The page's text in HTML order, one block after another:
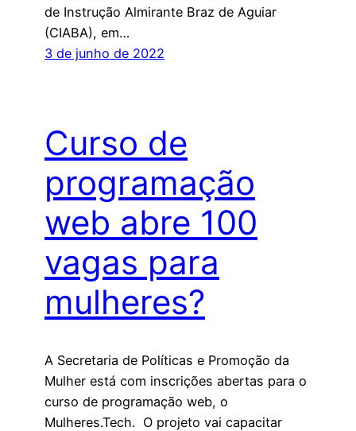
de Instrução Almirante Braz de Aguiar
(CIABA), em…
3 de junho de 2022
Curso de
programação
web abre 100
vagas para
mulheres?
A Secretaria de Políticas e Promoção da
Mulher está com inscrições abertas para o
curso de programação web, o
Mulheres.Tech. O projeto vai capacitar